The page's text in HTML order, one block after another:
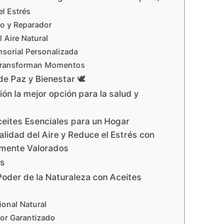
Estrés
y Reparador
Natural
Personalizada
Momentos
Paz y Bienestar 🕊️
la mejor opción para la salud y
Esenciales para un Hogar
del Aire y Reduce el Estrés con
Valorados
de la Naturaleza con Aceites
Natural
Garantizado